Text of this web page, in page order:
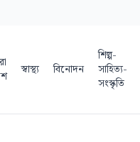
স্বাস্থ্য বিনোদন
শিল্প-
সাহিত্য-
সংস্কৃতি